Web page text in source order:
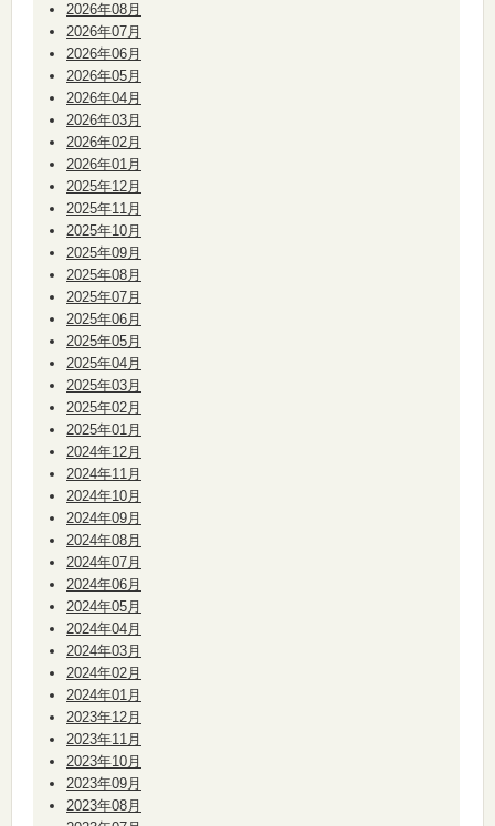
2026年08月
2026年07月
2026年06月
2026年05月
2026年04月
2026年03月
2026年02月
2026年01月
2025年12月
2025年11月
2025年10月
2025年09月
2025年08月
2025年07月
2025年06月
2025年05月
2025年04月
2025年03月
2025年02月
2025年01月
2024年12月
2024年11月
2024年10月
2024年09月
2024年08月
2024年07月
2024年06月
2024年05月
2024年04月
2024年03月
2024年02月
2024年01月
2023年12月
2023年11月
2023年10月
2023年09月
2023年08月